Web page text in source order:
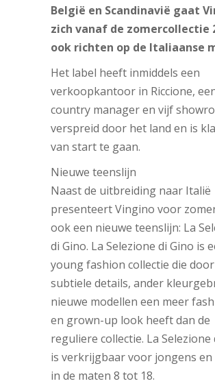
België en Scandinavië gaat
zich vanaf de zomercollectie
ook richten op de Italiaanse
Het label heeft inmiddels een
verkoopkantoor in Riccione,
country manager en vijf
verspreid door het land en is
van start te gaan.
Nieuwe teenslijn
Naast de uitbreiding naar Italië
presenteert Vingino voor
ook een nieuwe teenslijn: La
di Gino. La Selezione di Gino is
young fashion collectie die door
subtiele details, ander
nieuwe modellen een meer
en grown-up look heeft dan de
reguliere collectie. La Selezione
is verkrijgbaar voor jongens en
in de maten 8 tot 18.